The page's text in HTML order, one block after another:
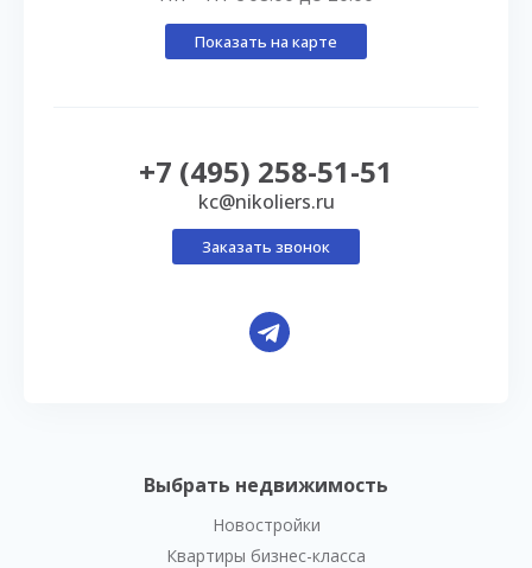
Выбрать недвижимость
Новостройки
Квартиры бизнес-класса
Показать на карте
+7 (495) 258-51-51
kc@nikoliers.ru
Заказать звонок